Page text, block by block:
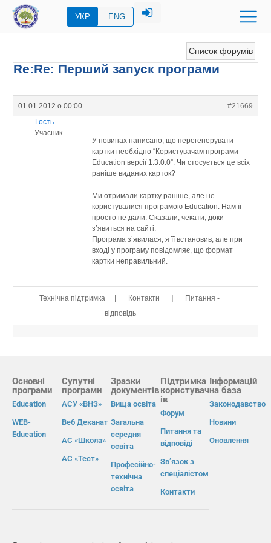
УКР ENG
Список форумів
Re:Re: Перший запуск програми
01.01.2012 о 00:00
#21669
Гость
Учасник
У новинах написано, що перегенерувати
картки необхідно “Користувачам програми
Education версії 1.3.0.0”. Чи стосується це всіх
раніше виданих карток?
Ми отримали картку раніше, але не
користувалися програмою Education. Нам її
просто не дали. Сказали, чекати, доки
з’явиться на сайті.
Програма з’явилася, я її встановив, але при
вході у програму повідомляє, що формат
картки неправильний.
Технічна підтримка | Контакти |
Питання -
відповідь
Основні
програми
Education
WEB-
Education
Супутні
програми
АСУ «ВНЗ»
Веб Деканат
АС «Школа»
АС «Тест»
Зразки
документів
Вища освіта
Загальна
середня
освіта
Професійно-
технічна
освіта
Підтримка
користувач
ів
Форум
Питання та
відповіді
Зв’язок з
спеціалістом
Контакти
Інформацій
на база
Законодавство
Новини
Оновлення